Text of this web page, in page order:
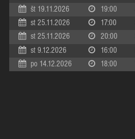
št 19.11.2026 19:00
st 25.11.2026 17:00
st 25.11.2026 20:00
st 9.12.2026 16:00
po 14.12.2026 18:00